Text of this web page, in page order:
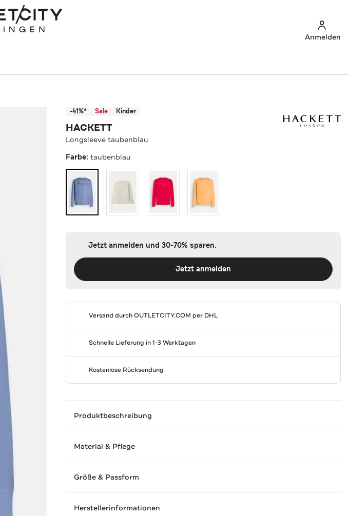
Anmelden
-41%* Sale Kinder
HACKETT
Longsleeve taubenblau
Farbe:taubenblau
Jetzt anmelden und 30-70% sparen.
Jetzt anmelden
Versand durchOUTLETCITY.COM per DHL
Schnelle Lieferung in 1-3 Werktagen
Kostenlose Rücksendung
Produktbeschreibung
Material & Pflege
Größe & Passform
Herstellerinformationen